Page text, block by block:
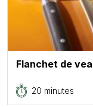
Flanchet de
20 minutes